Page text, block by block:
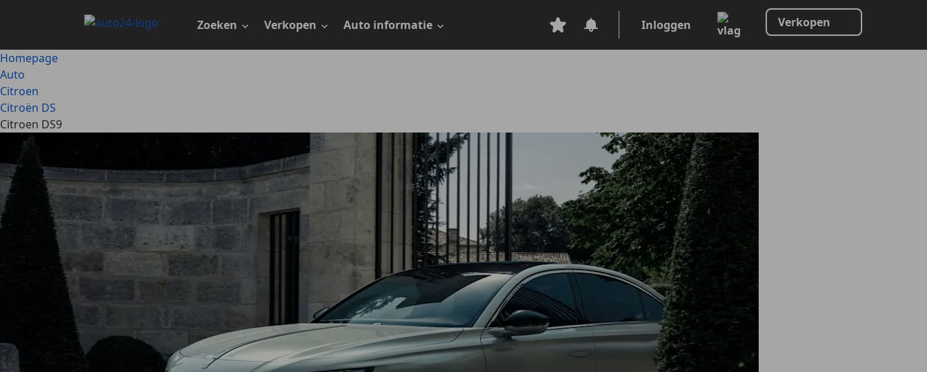
Zoeken Verkopen Auto informatie Inloggen Verkopen
Homepage
Auto
Citroen
Citroën DS
Citroen DS9